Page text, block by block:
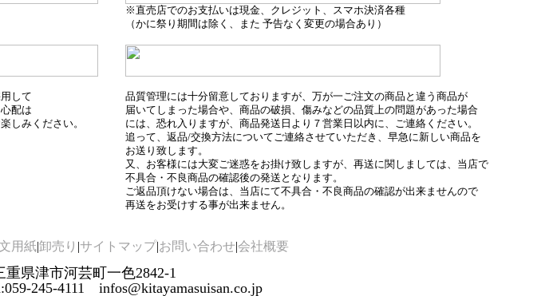
※直売店でのお支払いは現金、クレジット、スマホ決済各種
（かに祭り期間は除く、また 予告なく変更の場合あり）
して
配は
しみください。
品質管理には十分留意しておりますが、万が一ご注文の商品と違う商品が
届いてしまった場合や、商品の破損、傷みなどの品質上の問題があった場合
には、恐れ入りますが、商品発送日より７営業日以内に、ご連絡ください。
追って、返品/交換方法についてご連絡させていただき、早急に新しい商品を
お送り致します。
又、お客様には大変ご迷惑をお掛け致しますが、再送に関しましては、当店で
不具合・不良商品の確認後の発送となります。
ご返品頂けない場合は、当店にて不具合・不良商品の確認が出来ませんので
再送をお受けする事が出来ません。
用紙|卸売り |サイトマップ|お問い合わせ|会社概要
県津市河芸町一色2842-1
245-4111 infos@kitayamasuisan.co.jp